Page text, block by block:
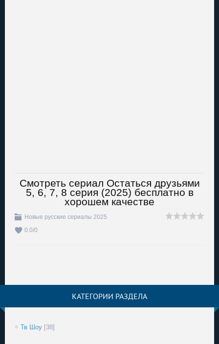
Смотреть сериал Остаться друзьями
5, 6, 7, 8 серия (2025) бесплатно в
хорошем качестве
Новые русские сериалы 2025
0.0/0
КАТЕГОРИИ РАЗДЕЛА
Тв Шоу [38]